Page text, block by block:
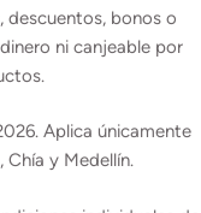
descuentos, bonos o
ni canjeable por
Aplica únicamente
y Medellín.